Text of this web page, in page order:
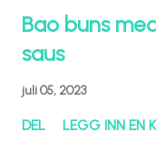
Bao buns
saus
juli 05, 2023
DEL LEGG INN EN